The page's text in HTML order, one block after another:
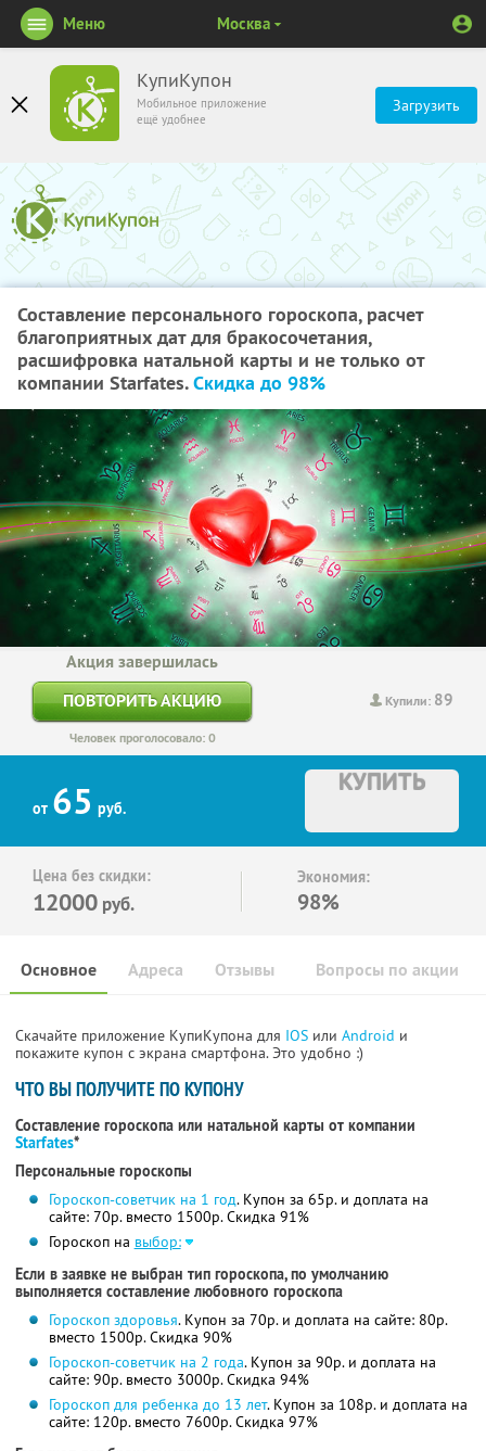
КупиКупон
Мобильное приложение
ещё удобнее
Загрузить
Меню Москва
Составление персонального гороскопа, расчет
благоприятных дат для бракосочетания,
расшифровка натальной карты и не только от
компании Starfates.Скидка до 98%
Купили: 89
Акция завершилась
ПОВТОРИТЬ АКЦИЮ
Человек проголосовало: 0
от 65 руб.
КУПИТЬ
Цена без скидки:
12000 руб.
Экономия:
98%
Основное Отзывы Вопросы по акции
Адреса
Скачайте приложение КупиКупона для IOS или Android и
покажите купон с экрана смартфона. Это удобно :)
ЧТО ВЫ ПОЛУЧИТЕ ПО КУПОНУ
Составление гороскопа или натальной карты от компании
Starfates*
Персональные гороскопы
Гороскоп-советчик на 1 год. Купон за 65р. и доплата на
сайте: 70р. вместо 1500р.Скидка 91%
Гороскоп на выбор:
Если в заявке не выбран тип гороскопа, по умолчанию
выполняется составление любовного гороскопа
Гороскоп здоровья. Купон за 70р. и доплата на сайте: 80р.
вместо 1500р.Скидка 90%
Гороскоп-советчик на 2 года. Купон за 90р. и доплата на
сайте: 90р. вместо 3000р.Скидка 94%
Гороскоп для ребенка до 13 лет. Купон за 108р. и доплата на
сайте: 120р. вместо 7600р.Скидка 97%